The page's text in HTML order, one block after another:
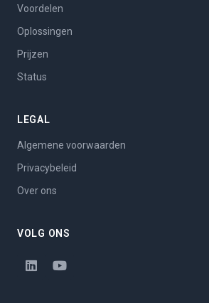
Voordelen
Oplossingen
Prijzen
Status
LEGAL
Algemene voorwaarden
Privacybeleid
Over ons
VOLG ONS